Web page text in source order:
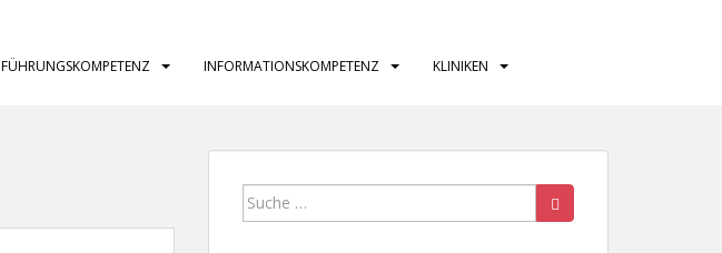
FÜHRUNGSKOMPETENZ INFORMATIONSKOMPETENZ KLINIKEN
Suche
nach: